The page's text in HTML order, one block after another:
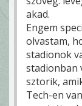
akad.
Engem
olvastam,
stadionok
stadionban
sztorik,
Tech-en